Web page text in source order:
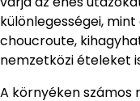
különlegességei,
choucroute,
nemzetközi ételeket
A környéken számos